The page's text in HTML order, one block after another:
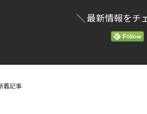
＼ 最新情報をチ
着記事